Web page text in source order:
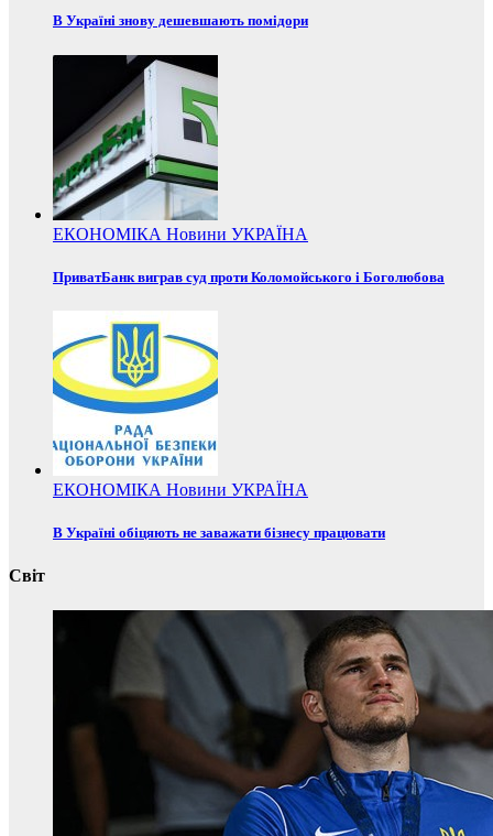
В Україні знову дешевшають помідори
ЕКОНОМІКА Новини УКРАЇНА
ПриватБанк виграв суд проти Коломойського і Боголюбова
ЕКОНОМІКА Новини УКРАЇНА
В Україні обіцяють не заважати бізнесу працювати
Світ